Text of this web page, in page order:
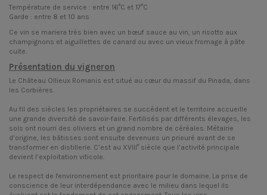
Température de service : entre 16°C et 17°C
Garde : entre 8 et 10 ans
Ce vin se mariera très bien avec un bœuf sauce au vin, un risotto aux
champignons et aiguillettes de canard ou avec un vieux fromage à pâte
cuite.
Présentation du vigneron
Le Château Ollieux Romanis est situé au cœur du massif du Pinada, dans
les Corbières.
Au fil des siècles les propriétaires se succèdent et le territoire accueille
une grande diversité de savoir-faire. Fertilisés par différents élevages, les
sols ont nourri des oliviers et un grand nombre de céréales. Métairie
d’origine, les bâtisses sont ensuite devenues un prieuré avant de se
transformer en distillerie. C’est au XVIII° siècle que l’activité principale
devient l’exploitation viticole.
Le respect de l'environnement est prioritaire pour le domaine. La prise de
conscience de leur interdépendance avec le milieu dans lequel ils